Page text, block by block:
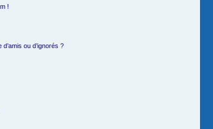
!
ou d’ignorés ?